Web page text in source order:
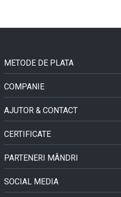
METODE DE PLATA
COMPANIE
AJUTOR & CONTACT
CERTIFICATE
PARTENERI MÂNDRI
SOCIAL MEDIA